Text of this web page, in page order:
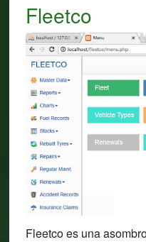
Fleetco
Fleetco es una